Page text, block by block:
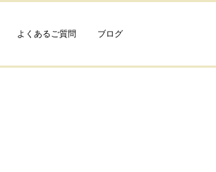
よくあるご質問 ブログ